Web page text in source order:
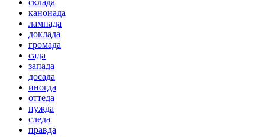
канонада
лампада
доклада
громада
сада
запада
досада
иногда
оттеда
нужда
следа
правда